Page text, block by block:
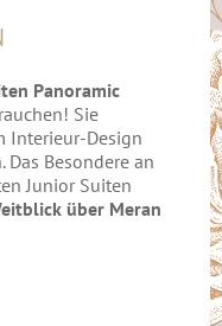
Panoramic
Sie
Interieur-Design
Besondere an
Junior Suiten
über Meran